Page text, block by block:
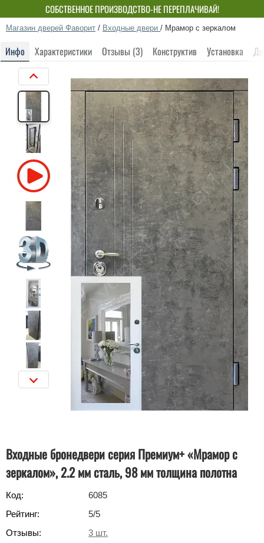
СОБСТВЕННОЕ ПРОИЗВОДСТВО-НЕ ПЕРЕПЛАЧИВАЙ!
Магазин дверей Фаворит / Входные двери / Мрамор с зеркалом
Инфо Характеристики Отзывы (3) Конструктив Установка
Входные бронедвери серия Премиум+ «Мрамор с
зеркалом», 2.2 мм сталь, 98 мм толщина полотна
Код:
6085
Рейтинг:
5/5
Отзывы:
3 шт.